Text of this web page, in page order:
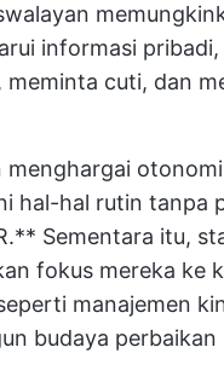
informasi pribadi,
meminta cuti, dan
menghargai
hal-hal rutin tanpa
Sementara itu,
fokus mereka ke
manajemen
budaya